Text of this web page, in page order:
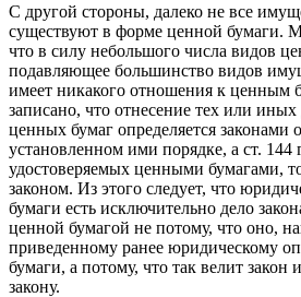
С другой стороны, далеко не все
существуют в форме ценной бумаги.
что в силу небольшого числа видов
подавляющее большинство видов
имеет никакого отношения к ценным
записано, что отнесение тех или
ценных бумаг определяется законами
установленном ими порядке, а ст. 144
удостоверяемых ценными бумагами,
законом. Из этого следует, что
бумаги есть исключительно дело
ценной бумагой не потому, что оно,
приведенному ранее юридическому
бумаги, а потому, что так велит закон
закону.